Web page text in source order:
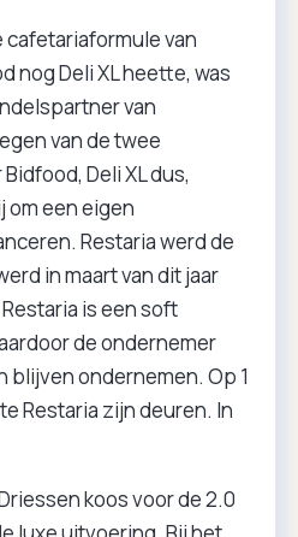
cafetariaformule van
nog Deli XL heette, was
van
van de twee
Deli XL dus,
om een eigen
Restaria werd de
in maart van dit jaar
is een soft
de ondernemer
blijven ondernemen. Op 1
Restaria zijn deuren. In
koos voor de 2.0